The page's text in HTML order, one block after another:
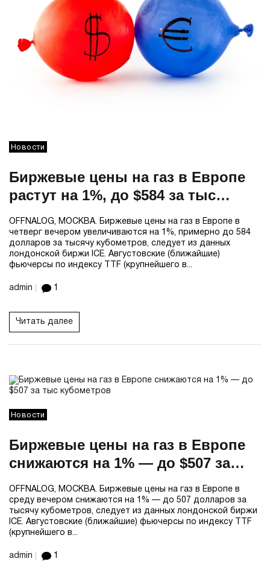
Новости
Биржевые цены на газ в Европе
растут на 1%, до $584 за тыс
кубометров
OFFNALOG, МОСКВА. Биржевые цены на газ в Европе в
четверг вечером увеличиваются на 1%, примерно до 584
долларов за тысячу кубометров, следует из данных
лондонской биржи ICE. Августовские (ближайшие)
фьючерсы по индексу TTF (крупнейшего в...
admin 1
Читать далее
Новости
Биржевые цены на газ в Европе
снижаются на 1% — до $507 за
тыс кубометров
OFFNALOG, МОСКВА. Биржевые цены на газ в Европе в
среду вечером снижаются на 1% — до 507 долларов за
тысячу кубометров, следует из данных лондонской биржи
ICE. Августовские (ближайшие) фьючерсы по индексу TTF
(крупнейшего в...
admin 1